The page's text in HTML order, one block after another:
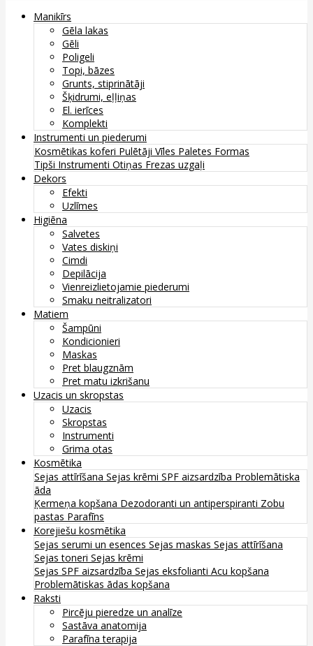
Manikīrs
Gēla lakas
Gēli
Poligeli
Topi, bāzes
Grunts, stiprinātāji
Šķidrumi, eļļiņas
El. ierīces
Komplekti
Instrumenti un piederumi
Kosmētikas koferi Pulētāji Vīles Paletes Formas
Tipši Instrumenti Otiņas Frezas uzgaļi
Dekors
Efekti
Uzlīmes
Higiēna
Salvetes
Vates diskiņi
Cimdi
Depilācija
Vienreizlietojamie piederumi
Smaku neitralizatori
Matiem
Šampūni
Kondicionieri
Maskas
Pret blaugznām
Pret matu izkrišanu
Uzacis un skropstas
Uzacis
Skropstas
Instrumenti
Grima otas
Kosmētika
Sejas attīrīšana Sejas krēmi SPF aizsardzība Problemātiska
āda
Ķermeņa kopšana Dezodoranti un antiperspiranti Zobu
pastas Parafīns
Korejiešu kosmētika
Sejas serumi un esences Sejas maskas Sejas attīrīšana
Sejas toneri Sejas krēmi
Sejas SPF aizsardzība Sejas eksfolianti Acu kopšana
Problemātiskas ādas kopšana
Raksti
Pircēju pieredze un analīze
Sastāva anatomija
Parafīna terapija